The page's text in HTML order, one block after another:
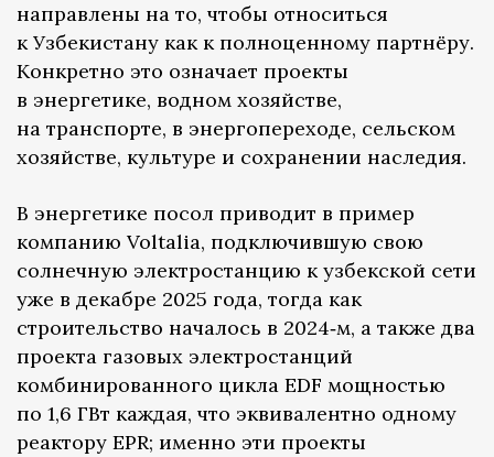
направлены на то, чтобы относиться
к Узбекистану как к полноценному партнёру.
Конкретно это означает проекты
в энергетике, водном хозяйстве,
на транспорте, в энергопереходе, сельском
хозяйстве, культуре и сохранении наследия.
В энергетике посол приводит в пример
компанию Voltalia, подключившую свою
солнечную электростанцию к узбекской сети
уже в декабре 2025 года, тогда как
строительство началось в 2024‑м, а также два
проекта газовых электростанций
комбинированного цикла EDF мощностью
по 1,6 ГВт каждая, что эквивалентно одному
реактору EPR; именно эти проекты